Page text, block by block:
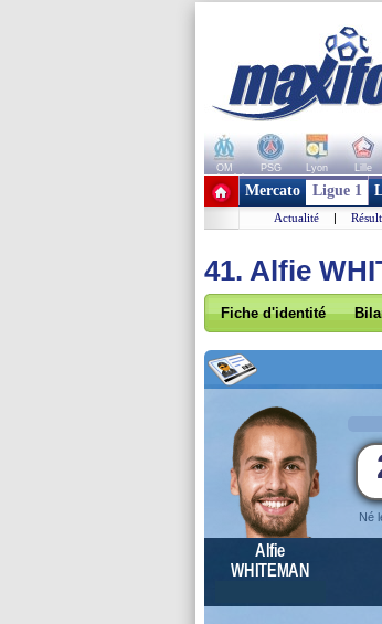
OM PSG Lyon Lille
+ de clubs
Mercato Ligue 1
Actualité |
41. Alfie
Fiche d'identité
Né
Alfie
WHITEMAN